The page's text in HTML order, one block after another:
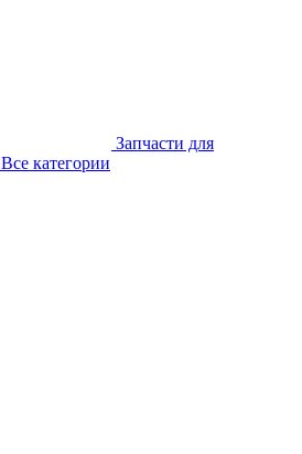
Запчасти для
Все категории